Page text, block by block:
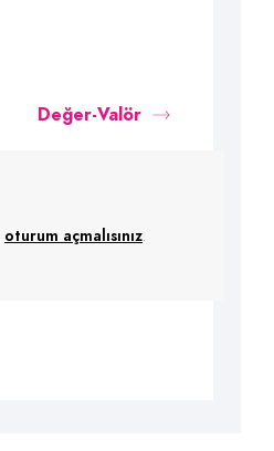
Değer-Valör
oturum açmalısınız.